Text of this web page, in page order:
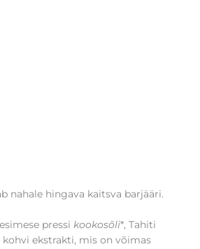
nahale hingava kaitsva barjääri.
pressi kookosõli*, Tahiti
ekstrakti, mis on võimas